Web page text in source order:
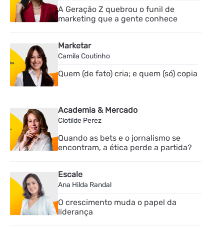
A Geração Z quebrou o funil de
marketing que a gente conhece
Marketar
Camila Coutinho
Quem (de fato) cria; e quem (só) copia
Academia & Mercado
Clotilde Perez
Quando as bets e o jornalismo se
encontram, a ética perde a partida?
Escale
Ana Hilda Randal
O crescimento muda o papel da
liderança